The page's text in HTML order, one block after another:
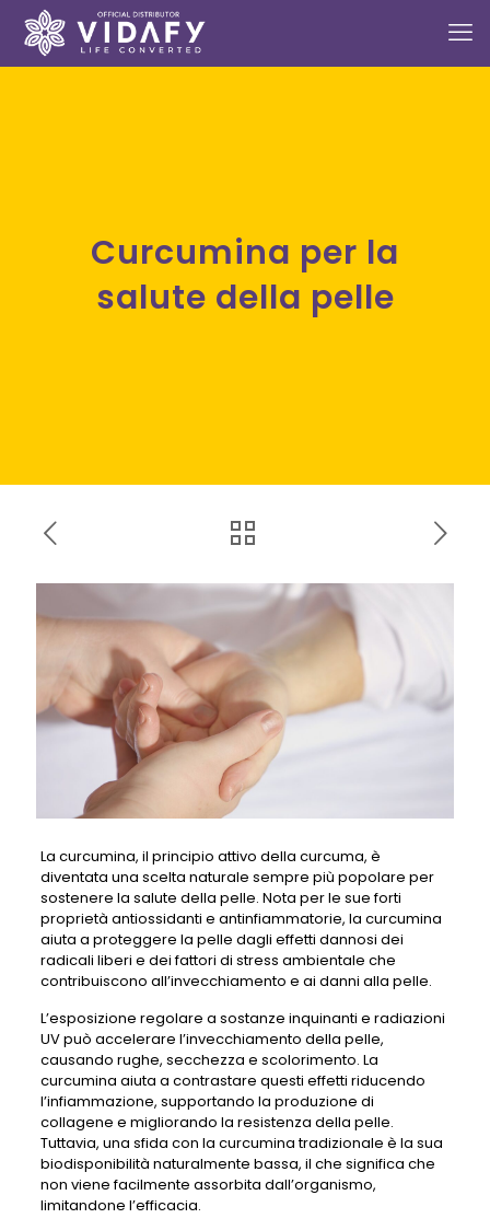
Curcumina per la
salute della pelle
La curcumina, il principio attivo della curcuma, è
diventata una scelta naturale sempre più popolare per
sostenere la salute della pelle. Nota per le sue forti
proprietà antiossidanti e antinfiammatorie, la curcumina
aiuta a proteggere la pelle dagli effetti dannosi dei
radicali liberi e dei fattori di stress ambientale che
contribuiscono all’invecchiamento e ai danni alla pelle.
L’esposizione regolare a sostanze inquinanti e radiazioni
UV può accelerare l’invecchiamento della pelle,
causando rughe, secchezza e scolorimento. La
curcumina aiuta a contrastare questi effetti riducendo
l’infiammazione, supportando la produzione di
collagene e migliorando la resistenza della pelle.
Tuttavia, una sfida con la curcumina tradizionale è la sua
biodisponibilità naturalmente bassa, il che significa che
non viene facilmente assorbita dall’organismo,
limitandone l’efficacia.